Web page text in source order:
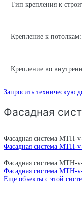
Тип крепления к
Крепление к потолкам:
Крепление во
Запросить техническую
Фасадная
Фасадная система MTH-
Фасадная система MTH-
Фасадная система MTH-
Фасадная система MTH-
Еще объекты с этой